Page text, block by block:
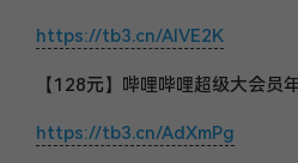
https://tb3.cn/AIVE2K
【128元】哔哩哔哩超级大会员
https://tb3.cn/AdXmPg